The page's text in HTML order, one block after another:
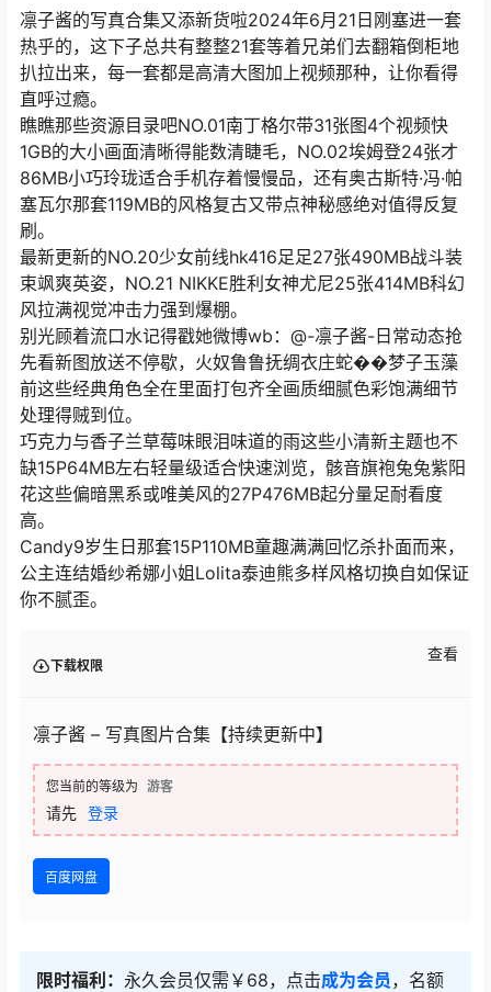
凛子酱的写真合集又添新货啦2024年6月21日刚塞进一套
热乎的，这下子总共有整整21套等着兄弟们去翻箱倒柜地
扒拉出来，每一套都是高清大图加上视频那种，让你看得
直呼过瘾。
瞧瞧那些资源目录吧NO.01南丁格尔带31张图4个视频快
1GB的大小画面清晰得能数清睫毛，NO.02埃姆登24张才
86MB小巧玲珑适合手机存着慢慢品，还有奥古斯特·冯·帕
塞瓦尔那套119MB的风格复古又带点神秘感绝对值得反复
刷。
最新更新的NO.20少女前线hk416足足27张490MB战斗装
束飒爽英姿，NO.21 NIKKE胜利女神尤尼25张414MB科幻
风拉满视觉冲击力强到爆棚。
别光顾着流口水记得戳她微博wb：@-凛子酱-日常动态抢
先看新图放送不停歇，火奴鲁鲁抚绸衣庄蛇��梦子玉藻
前这些经典角色全在里面打包齐全画质细腻色彩饱满细节
处理得贼到位。
巧克力与香子兰草莓味眼泪味道的雨这些小清新主题也不
缺15P64MB左右轻量级适合快速浏览，骸音旗袍兔兔紫阳
花这些偏暗黑系或唯美风的27P476MB起分量足耐看度
高。
Candy9岁生日那套15P110MB童趣满满回忆杀扑面而来，
公主连结婚纱希娜小姐Lolita泰迪熊多样风格切换自如保证
你不腻歪。
下载权限
查看
凛子酱 – 写真图片合集【持续更新中】
您当前的等级为 游客
请先 登录
百度网盘
限时福利： 永久会员仅需￥68，点击成为会员 ，名额